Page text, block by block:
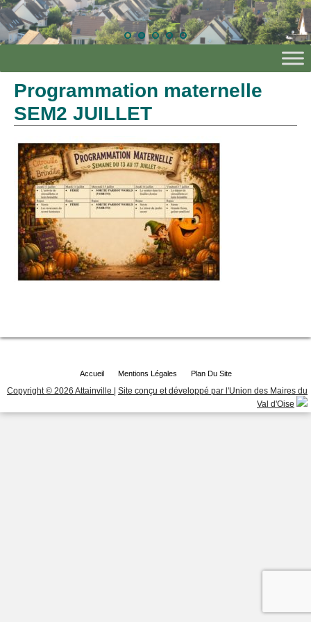
Programmation maternelle
SEM2 JUILLET
Accueil Mentions Légales Plan Du Site
Copyright © 2026 Attainville | Site conçu et développé par l'Union des Maires du
Val d'Oise